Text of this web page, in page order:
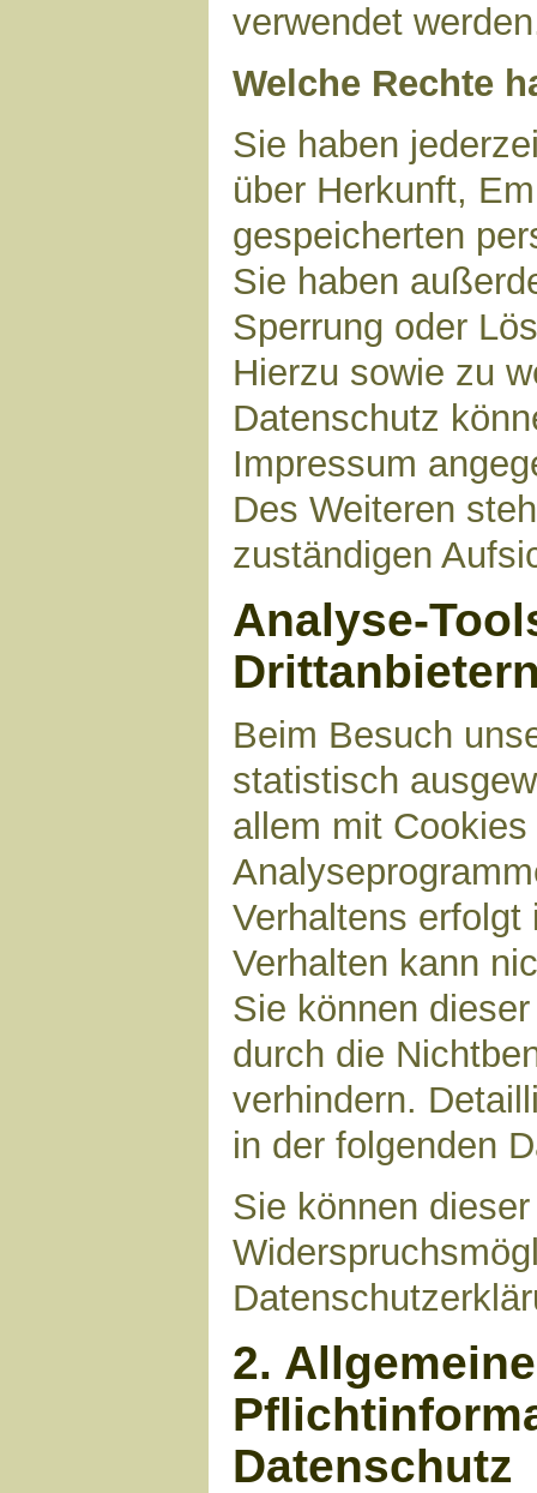
verwendet
Welche Rechte
Sie haben
über Herkunft,
gespeicherten
Sie haben
Sperrung oder
Hierzu sowie zu
Datenschutz
Impressum
Des Weiteren
zuständigen
Analyse-
Beim Besuch
statistisch
allem mit
Verhaltens
Verhalten kann
Sie können
durch die
verhindern.
in der folgenden
Sie können
2.
Datenschutz